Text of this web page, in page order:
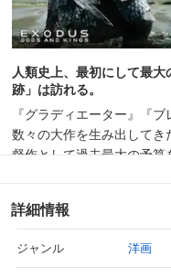
人類史上、最初にして最
跡」は訪れる。
『グラディエーター』『
数々の大作を生み出して
督作として過去最大の予算
の壮大な風景、強大なエ
かつてないスケールで襲い
詳細情報
ジャンル 洋画